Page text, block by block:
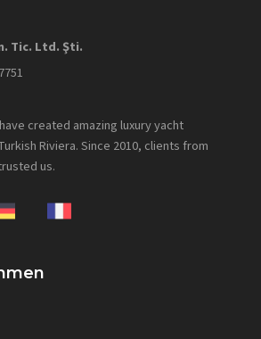
Tic. Ltd. Şti.
created amazing luxury yacht
Riviera. Since 2010, clients from
us.